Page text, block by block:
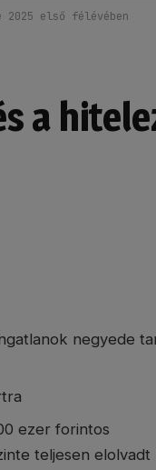
első félévében
a
negyede
ezer forintos
teljesen elolvadt